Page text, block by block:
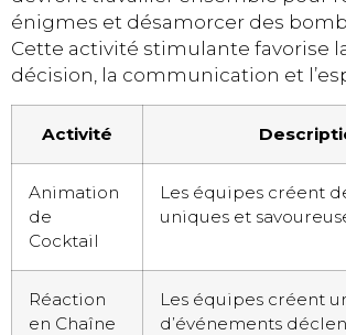
énigmes et désamorcer des
Cette activité stimulante favorise
décision, la communication et
Activité
Animation
de
Cocktail
Les équipes créent
uniques et
Réaction
en Chaîne
Les équipes créent
d’événements